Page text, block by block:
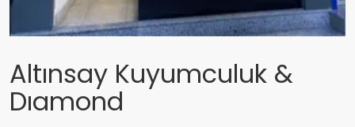
Altınsay Kuyumculuk &
Dıamond